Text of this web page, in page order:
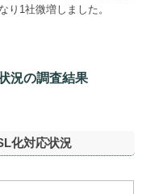
り1社微増しました。
況の調査結果
化対応状況